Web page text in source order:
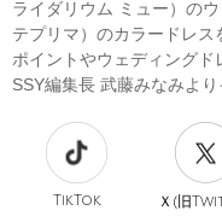
ライダリウム ミュー）の
テプリマ）のカラードレ
ポイントやウェディング
SSY編集長 武藤みなみよ
TikTok Ｘ(旧